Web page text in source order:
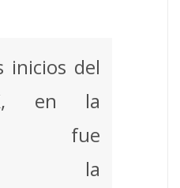
inicios del
en la
fue
la